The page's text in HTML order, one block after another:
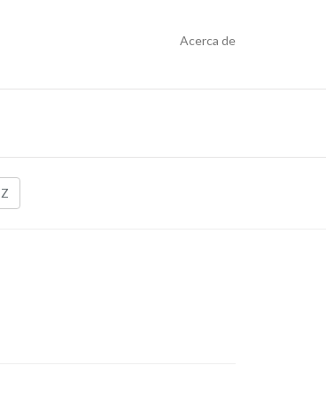
Acerca de
Z